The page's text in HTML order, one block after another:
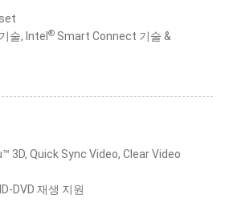
술, Intel ® Smart Connect 기술 &
3D, Quick Sync Video, Clear Video
DVD 재생 지원